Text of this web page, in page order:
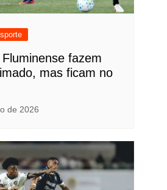
fazem
mas ficam no
de 2026